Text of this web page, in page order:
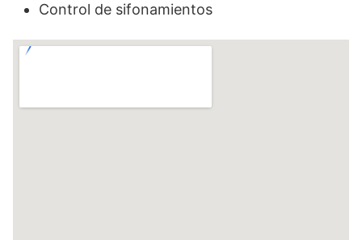
Control de sifonamientos